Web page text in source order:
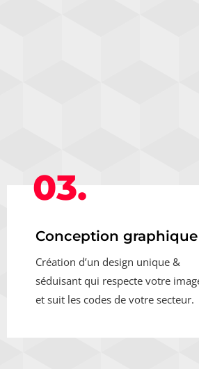
03.
Conception graphique
Création d’un design unique &
séduisant qui respecte votre
et suit les codes de votre secteur.